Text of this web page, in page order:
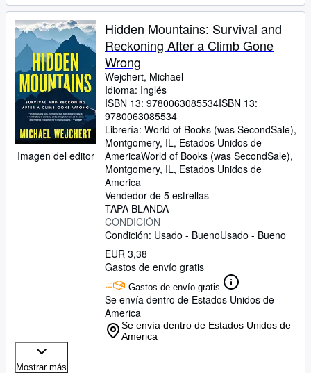
Imagen del editor
Hidden Mountains: Survival and
Reckoning After a Climb Gone
Wrong
Wejchert, Michael
Idioma: Inglés
ISBN 13: 9780063085534ISBN 13:
9780063085534
Librería: World of Books (was SecondSale),
Montgomery, IL, Estados Unidos de
AmericaWorld of Books (was SecondSale),
Montgomery, IL, Estados Unidos de
America
Vendedor de 5 estrellas
TAPA BLANDA
CONDICIÓN
Condición: Usado - BuenoUsado - Bueno
EUR 3,38
Gastos de envío gratis
Gastos de envío gratis
Se envía dentro de Estados Unidos de
America
Se envía dentro de Estados Unidos de
America
Mostrar más